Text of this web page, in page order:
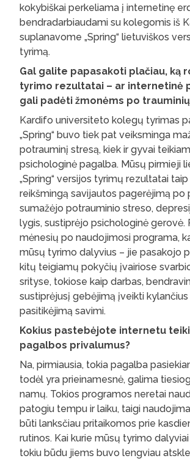
kokybiškai perkeliama į internetinę
bendradarbiaudami su kolegomis iš
suplanavome „Spring“ lietuviškos
tyrimą.
Gal galite papasakoti plačiau, ką
tyrimo rezultatai – ar internetinė
gali padėti žmonėms po
Kardifo universiteto kolegų tyrimas
„Spring“ buvo tiek pat veiksminga
potrauminį stresą, kiek ir gyvai
psichologinė pagalba. Mūsų pirmieji
„Spring“ versijos tyrimų rezultatai
reikšmingą savijautos pagerėjimą po
sumažėjo potrauminio streso,
lygis, sustiprėjo psichologinė gerovė.
mėnesių po naudojimosi programa,
mūsų tyrimo dalyvius – jie pasakojo
kitų teigiamų pokyčių įvairiose
srityse, tokiose kaip darbas,
sustiprėjusį gebėjimą įveikti kylančius
pasitikėjimą savimi.
Kokius pastebėjote internetu
pagalbos privalumus?
Na, pirmiausia, tokia pagalba
todėl yra prieinamesnė, galima
namų. Tokios programos neretai
patogiu tempu ir laiku, taigi
būti lanksčiau pritaikomos prie
rutinos. Kai kurie mūsų tyrimo
tokiu būdu jiems buvo lengviau